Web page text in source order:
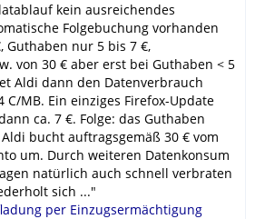
kein ausreichendes
Folgebuchung vorhanden
Guthaben nur 5 bis 7 €,
von 30 € aber erst bei Guthaben < 5
Aldi dann den Datenverbrauch
MB. Ein einziges Firefox-Update
ca. 7 €. Folge: das Guthaben
bucht auftragsgemäß 30 € vom
um. Durch weiteren Datenkonsum
natürlich auch schnell verbraten
sich ..."
per Einzugsermächtigung